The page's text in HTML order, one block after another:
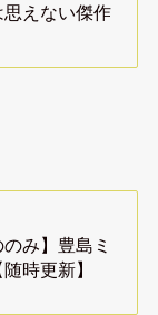
えない傑作
み】豊島ミ
時更新】